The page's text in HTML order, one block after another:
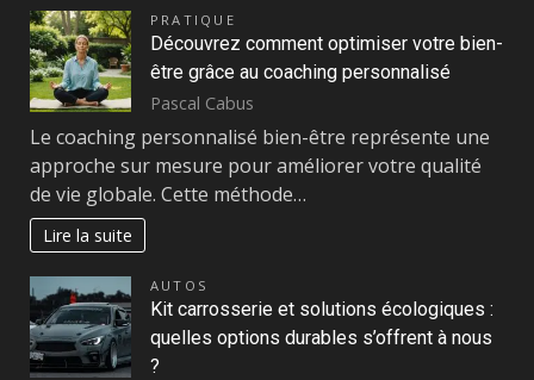
PRATIQUE
Découvrez comment optimiser votre bien-
être grâce au coaching personnalisé
Pascal Cabus
Le coaching personnalisé bien-être représente une
approche sur mesure pour améliorer votre qualité
de vie globale. Cette méthode…
Lire la suite
AUTOS
Kit carrosserie et solutions écologiques :
quelles options durables s’offrent à nous
?